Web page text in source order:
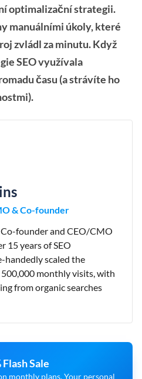
optimalizační strategii.
manuálními úkoly, které
zvládl za minutu. Když
SEO využívala
času (a strávíte ho
& Co-founder
founder and CEO/CMO
15 years of SEO
handedly scaled the
monthly visits, with
from organic searches
Flash Sale
monthly plans. Your personal